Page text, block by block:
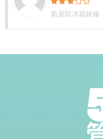
新屋區冰箱維修